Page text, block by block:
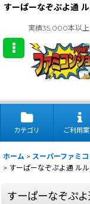
すーぱーなぞぷよ通
実績35,000本以上
カテゴリ ご利用
ホーム > スーパーファミ
> すーぱーなぞぷよ通 ル
すーぱーなぞぷ